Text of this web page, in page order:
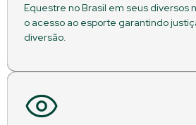
Equestre no Brasil em seus diversos
o acesso ao esporte garantindo
diversão.